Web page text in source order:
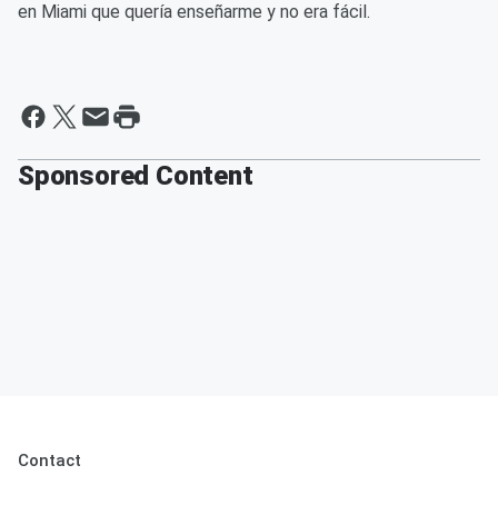
en Miami que quería enseñarme y no era fácil.
Sponsored Content
Contact